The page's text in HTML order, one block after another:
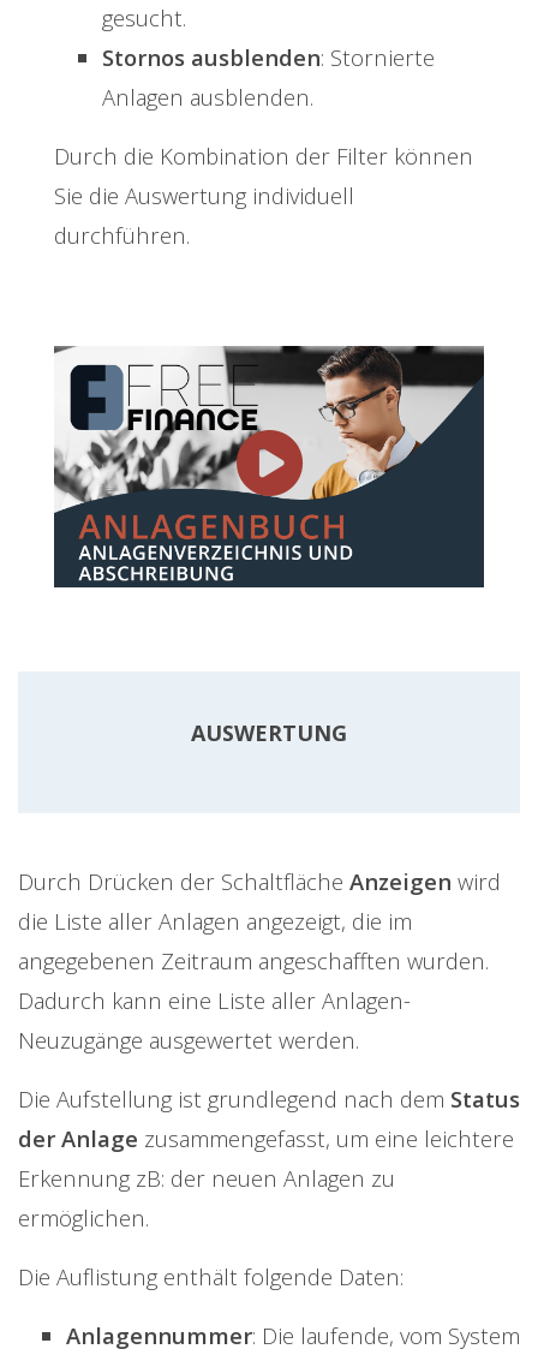
gesucht.
Stornos ausblenden: Stornierte
Anlagen ausblenden.
Durch die Kombination der Filter können
Sie die Auswertung individuell
durchführen.
AUSWERTUNG
Durch Drücken der Schaltfläche Anzeigen wird
die Liste aller Anlagen angezeigt, die im
angegebenen Zeitraum angeschafften wurden.
Dadurch kann eine Liste aller Anlagen-
Neuzugänge ausgewertet werden.
Die Aufstellung ist grundlegend nach dem Status
der Anlage zusammengefasst, um eine leichtere
Erkennung zB: der neuen Anlagen zu
ermöglichen.
Die Auflistung enthält folgende Daten:
Anlagennummer: Die laufende, vom System